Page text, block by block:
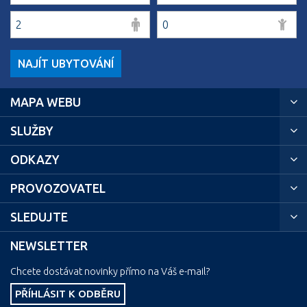
NAJÍT UBYTOVÁNÍ
MAPA WEBU
SLUŽBY
ODKAZY
PROVOZOVATEL
SLEDUJTE
NEWSLETTER
Chcete dostávat novinky přímo na Váš e-mail?
PŘÍHLÁSIT K ODBĚRU